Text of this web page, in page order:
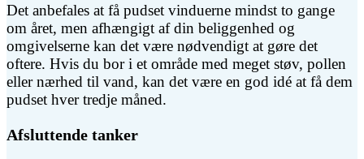
Det anbefales at få pudset vinduerne mindst to gange
om året, men afhængigt af din beliggenhed og
omgivelserne kan det være nødvendigt at gøre det
oftere. Hvis du bor i et område med meget støv, pollen
eller nærhed til vand, kan det være en god idé at få dem
pudset hver tredje måned.
Afsluttende tanker